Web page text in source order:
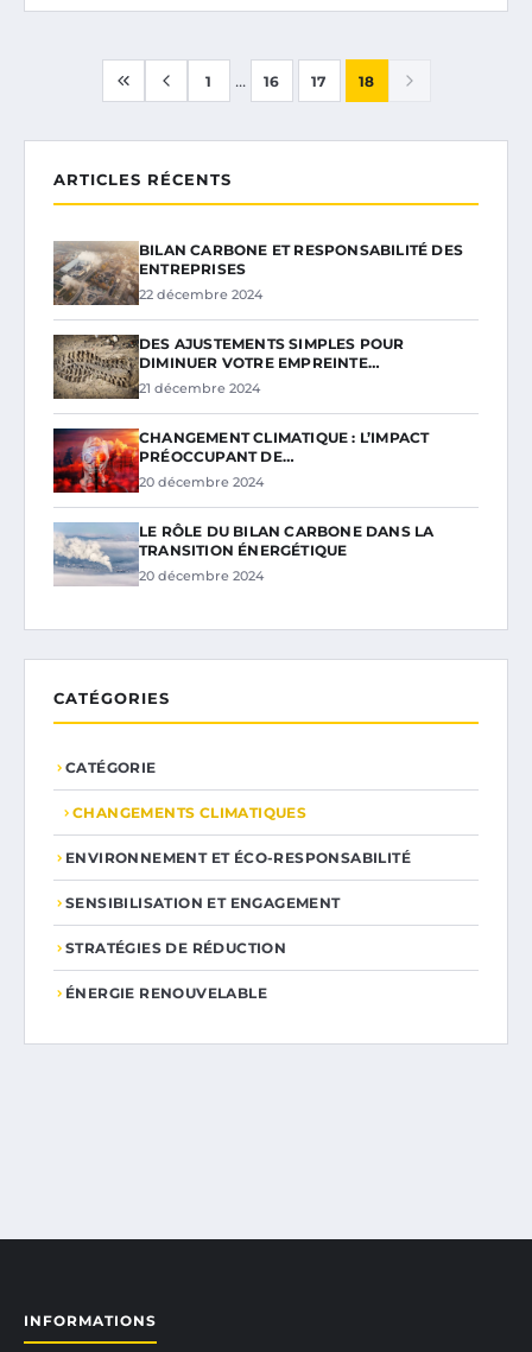
1 ... 16 17 18
ARTICLES RÉCENTS
BILAN CARBONE ET RESPONSABILITÉ DES
ENTREPRISES
22 décembre 2024
DES AJUSTEMENTS SIMPLES POUR
DIMINUER VOTRE EMPREINTE…
21 décembre 2024
CHANGEMENT CLIMATIQUE : L’IMPACT
PRÉOCCUPANT DE…
20 décembre 2024
LE RÔLE DU BILAN CARBONE DANS LA
TRANSITION ÉNERGÉTIQUE
20 décembre 2024
CATÉGORIES
CATÉGORIE
CHANGEMENTS CLIMATIQUES
ENVIRONNEMENT ET ÉCO-RESPONSABILITÉ
SENSIBILISATION ET ENGAGEMENT
STRATÉGIES DE RÉDUCTION
ÉNERGIE RENOUVELABLE
INFORMATIONS